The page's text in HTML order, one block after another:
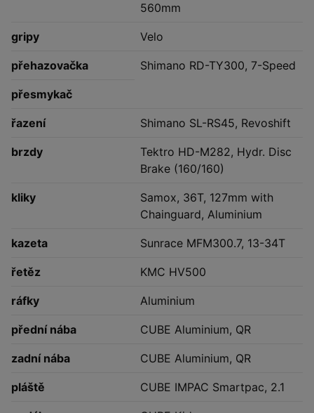
560mm
gripy Velo
přehazovačka Shimano RD-TY300, 7-Speed
přesmykač
řazení Shimano SL-RS45, Revoshift
brzdy
Tektro HD-M282, Hydr. Disc
Brake (160/160)
kliky
Samox, 36T, 127mm with
Chainguard, Aluminium
kazeta Sunrace MFM300.7, 13-34T
řetěz KMC HV500
ráfky Aluminium
přední nába CUBE Aluminium, QR
zadní nába CUBE Aluminium, QR
pláště CUBE IMPAC Smartpac, 2.1